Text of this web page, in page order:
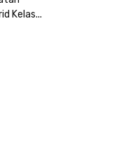
Kelas...